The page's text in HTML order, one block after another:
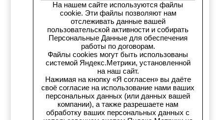
Телеграм-канал
Старс на Drom.ru
Старс в auto.ru
Старс в картах Яндекс
Старс в картах 2ГИС
Старс на Avito.ru
На нашем сайте используются файлы
cookie. Эти файлы позволяют нам
отслеживать данные вашей
пользовательской активности и собирать
Персональные Данные для обеспечения
работы по договорам.
Файлы cookies могут быть использованы
системой Яндекс.Метрики, установленной
на наш сайт.
Нажимая на кнопку «Я согласен» вы даёте
своё согласие на использование нами ваших
персональных данных (или данных вашей
компании), а также разрешаете нам
обработку ваших персональных данных с